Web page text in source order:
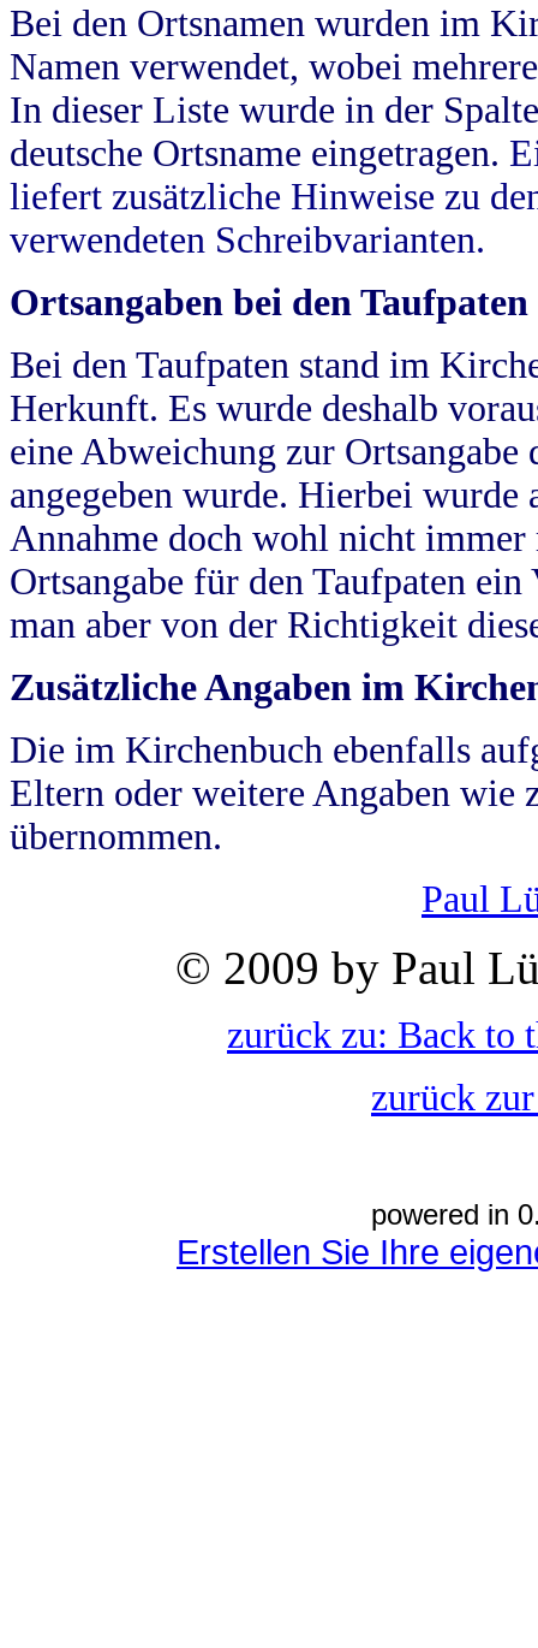
Bei den Ortsnamen wurden im
Namen verwendet, wobei
In dieser Liste wurde in der
deutsche Ortsname eingetragen.
liefert zusätzliche Hinweise zu
verwendeten Schreibvarianten.
Ortsangaben bei den Taufpaten
Bei den Taufpaten stand im
Herkunft. Es wurde deshalb
eine Abweichung zur
angegeben wurde. Hierbei wurde
Annahme doch wohl nicht
Ortsangabe für den Taufpaten
man aber von der Richtigkeit
Zusätzliche Angaben im
Die im Kirchenbuch ebenfalls
Eltern oder weitere Angaben wie
übernommen.
Paul
© 2009 by Paul
zurück zu: Back to
zurück
powered in
Erstellen Sie Ihre